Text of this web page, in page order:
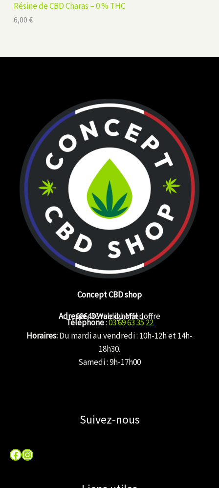
Résine de CBD Charas – 0 % THC
6,00 €
Concept CBD shop
Adresse: 36 rue du Mal Joffre
68640 Waldighoffen
Téléphone:03 69 63 35 22
Horaires:Du mardi au vendredi : 10h-12h et 14h-
18h30.
Samedi : 9h-17h00
Suivez-nous
Facebook
Instagram